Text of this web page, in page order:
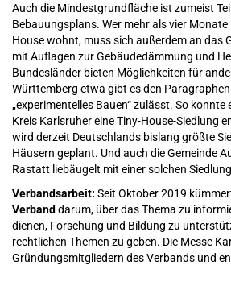
Auch die Mindestgrundfläche ist zumeist
Bebauungsplans. Wer mehr als vier
House wohnt, muss sich außerdem an das
mit Auflagen zur Gebäudedämmung und
Bundesländer bieten Möglichkeiten für
Württemberg etwa gibt es den
„experimentelles Bauen“ zulässt. So
Kreis Karlsruher eine Tiny-House-Siedlung
wird derzeit Deutschlands bislang größte
Häusern geplant. Und auch die Gemeinde
Rastatt liebäugelt mit einer solchen
Verbandsarbeit: Seit Oktober 2019
Verbanddarum, über das Thema zu
dienen, Forschung und Bildung zu
rechtlichen Themen zu geben. Die Messe
Gründungsmitgliedern des Verbands und